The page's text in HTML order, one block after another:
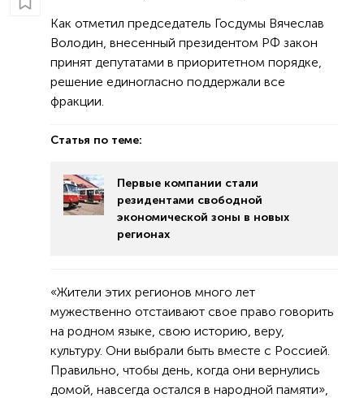
Как отметил председатель Госдумы Вячеслав
Володин, внесенный президентом РФ закон
принят депутатами в приоритетном порядке,
решение единогласно поддержали все
фракции.
Статья по теме:
Первые компании стали
резидентами свободной
экономической зоны в новых
регионах
«Жители этих регионов много лет
мужественно отстаивают свое право говорить
на родном языке, свою историю, веру,
культуру. Они выбрали быть вместе с Россией.
Правильно, чтобы день, когда они вернулись
домой, навсегда остался в народной памяти»,